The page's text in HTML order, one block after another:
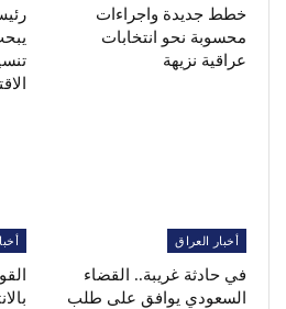
خطط جديدة واجراءات
محسوبة نحو انتخابات
عراقية نزيهة
أخبار العراق
في حادثة غريبة.. القضاء
السعودي يوافق على طلب